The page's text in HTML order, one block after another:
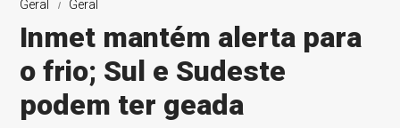
Geral Geral
Inmet mantém alerta para
o frio; Sul e Sudeste
podem ter geada